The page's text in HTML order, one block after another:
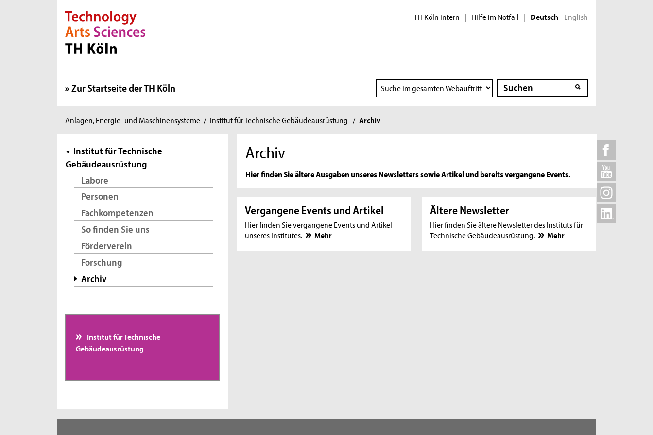
Direkt zur Hauptnavigation
Direkt zur Subnavigation
Direkt zum Inhalt
Direkt zum Fußbereich TH Köln intern | Hilfe im Notfall | Deutsch English
Zur Startseite der TH Köln
Suchbereich
wählen
Suche
Suche
Sie
Anlagen, Energie- und Maschinensysteme / Institut für Technische Gebäudeausrüstung / Archiv
Subnavigation
Institut für Technische
Gebäudeausrüstung
Labore
Personen
Fachkompetenzen
So finden Sie uns
Förderverein
Forschung
Archiv
Institut für Technische
Gebäudeausrüstung
Archiv
Hier finden Sie ältere Ausgaben unseres Newsletters sowie Artikel und bereits vergangene Events.
Vergangene Events und Artikel
Hier finden Sie vergangene Events und Artikel
unseres Institutes.
Mehr
Ältere Newsletter
Hier finden Sie ältere Newsletter des Instituts für
Technische Gebäudeausrüstung.
Mehr